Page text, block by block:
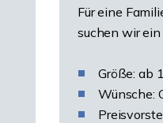
Für eine
suchen wir
Größe: ab
Wünsche: